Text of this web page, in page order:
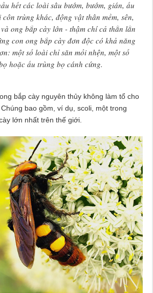
hết các loài sâu bướm, bướm, gián, ấu
trùng khác, động vật thân mềm, sên,
ong bắp cày lớn - thậm chí cả thằn lằn
con ong bắp cày đơn độc có khả năng
một số loài chỉ săn mồi nhện, một số
hoặc ấu trùng bọ cánh cứng.
bắp cày nguyên thủy không làm tổ cho
bao gồm, ví dụ, scoli, một trong
lớn nhất trên thế giới.